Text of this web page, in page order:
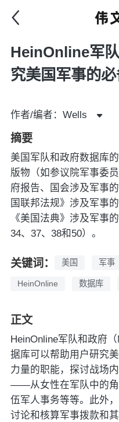
HeinOnline军
究美国军事的
作者/编者：Wells
摘要
美国军队和政府数据库
版物（如参议院军事委
府报告、国会涉及军事
国联邦法规》涉及军事
《美国法典》涉及军事
34、37、38和50）。
关键词： 美国 军事
HeinOnline 数据库
正文
HeinOnline军队和政府
据库可以帮助用户研究
力量的职能，探讨战场
——从女性在军队中的角
伍军人事务等等。此外
讨论和核算军事拨款和